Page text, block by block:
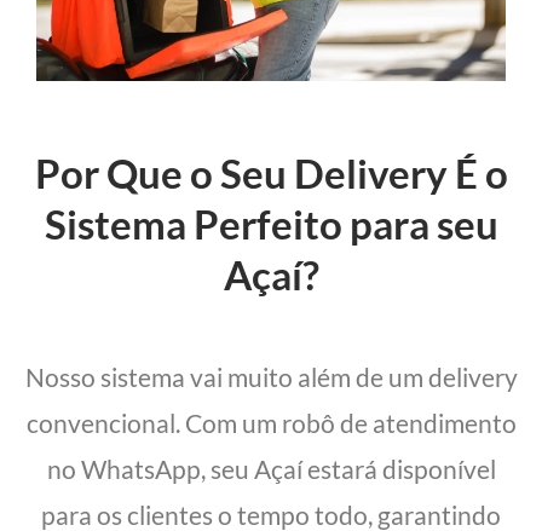
Por Que o Seu Delivery É o
Sistema Perfeito para seu
Açaí?
Nosso sistema vai muito além de um delivery
convencional. Com um robô de atendimento
no WhatsApp, seu Açaí estará disponível
para os clientes o tempo todo, garantindo